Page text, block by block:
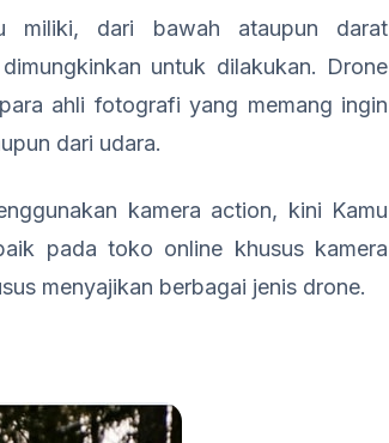
miliki, dari bawah ataupun darat
untuk dilakukan. Drone
ahli fotografi yang memang ingin
dari udara.
kamera action, kini Kamu
pada toko online khusus kamera
menyajikan berbagai jenis drone.